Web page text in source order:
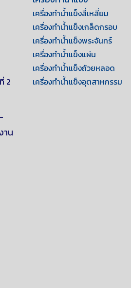
2
าน
เครื่องทำน้ำแข็งสี่เหลี่ยม
เครื่องทำน้ำแข็งเกล็ดกรอบ
เครื่องทำน้ำแข็งพระจันทร์
เครื่องทำน้ำแข็งแผ่น
เครื่องทำน้ำแข็งถ้วยหลอด
เครื่องทำน้ำแข็งอุตสาหกรรม